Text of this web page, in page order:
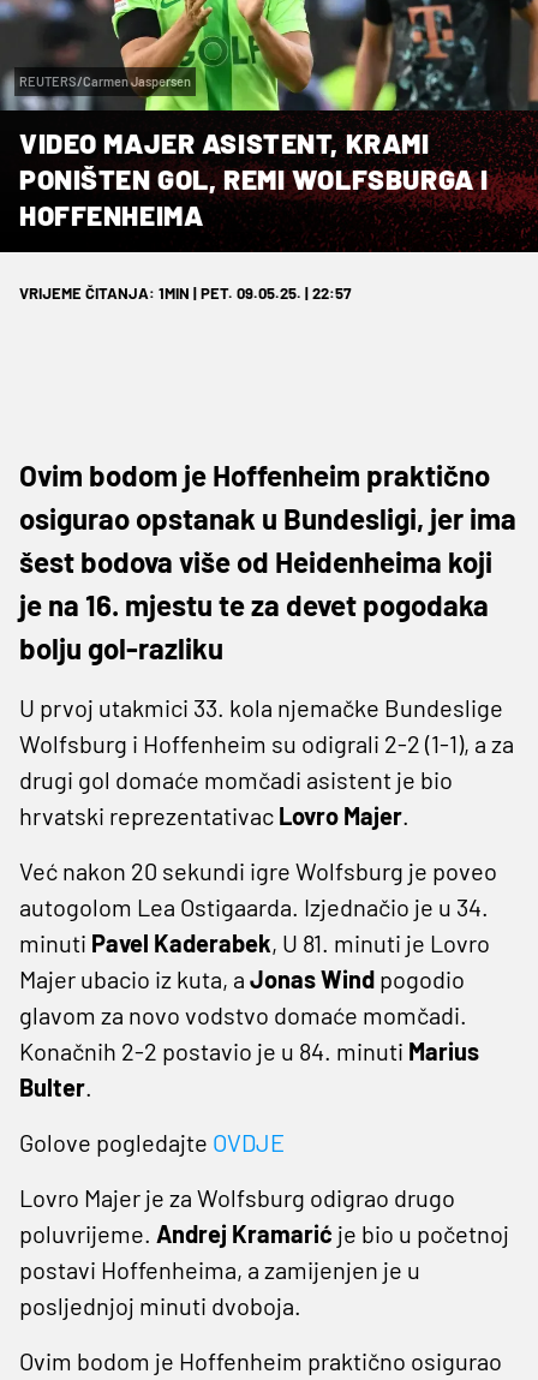
REUTERS/Carmen Jaspersen
VIDEO MAJER ASISTENT, KRAMI
PONIŠTEN GOL, REMI WOLFSBURGA I
HOFFENHEIMA
VRIJEME ČITANJA: 1MIN | PET. 09.05.25. | 22:57
Ovim bodom je Hoffenheim praktično
osigurao opstanak u Bundesligi, jer ima
šest bodova više od Heidenheima koji
je na 16. mjestu te za devet pogodaka
bolju gol-razliku
U prvoj utakmici 33. kola njemačke Bundeslige
Wolfsburg i Hoffenheim su odigrali 2-2 (1-1), a za
drugi gol domaće momčadi asistent je bio
hrvatski reprezentativac Lovro Majer.
Već nakon 20 sekundi igre Wolfsburg je poveo
autogolom Lea Ostigaarda. Izjednačio je u 34.
minuti Pavel Kaderabek, U 81. minuti je Lovro
Majer ubacio iz kuta, a Jonas Wind pogodio
glavom za novo vodstvo domaće momčadi.
Konačnih 2-2 postavio je u 84. minuti Marius
Bulter.
Golove pogledajte OVDJE
Lovro Majer je za Wolfsburg odigrao drugo
poluvrijeme. Andrej Kramarić je bio u početnoj
postavi Hoffenheima, a zamijenjen je u
posljednjoj minuti dvoboja.
Ovim bodom je Hoffenheim praktično osigurao